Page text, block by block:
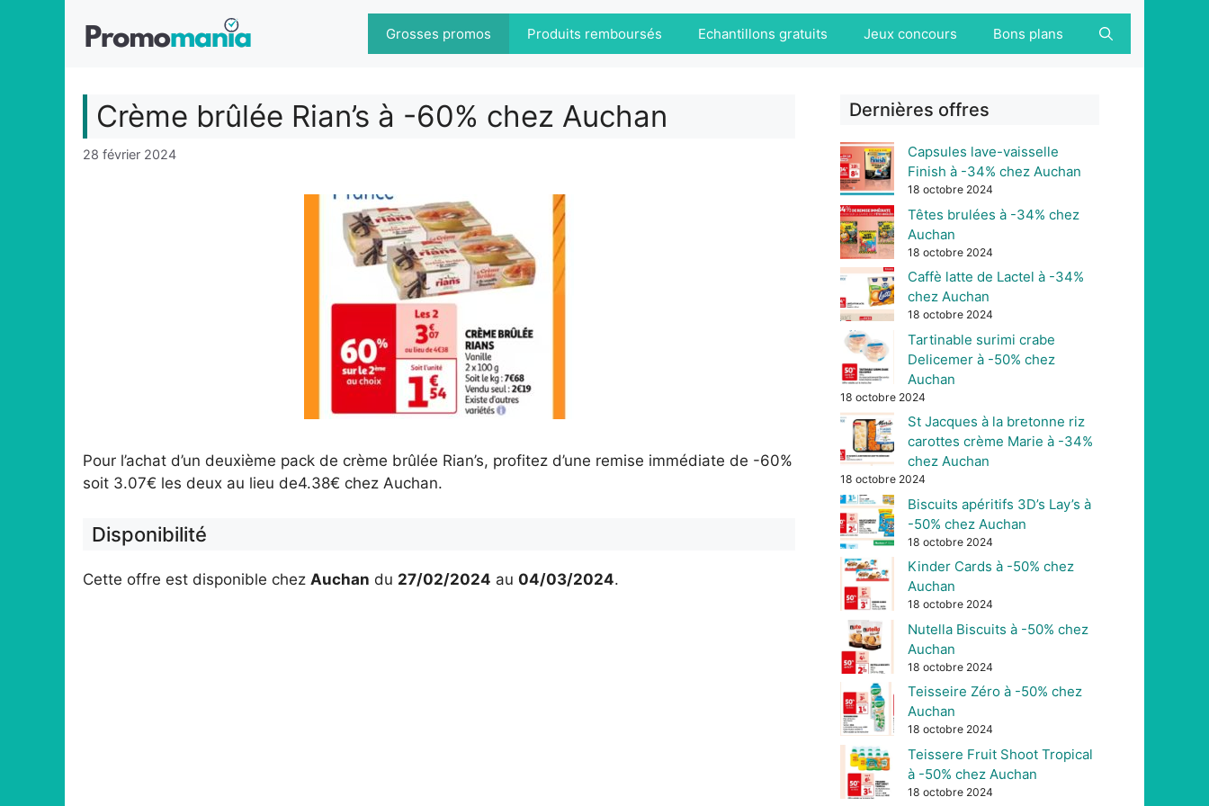
Grosses promos Produits remboursés Echantillons gratuits Jeux concours Bons plans
Crème brûlée Rian’s à -60% chez Auchan
28 février 2024
Pour l’achat d’un deuxième pack de crème brûlée Rian’s, profitez d’une remise immédiate de -60%
soit 3.07€ les deux au lieu de4.38€ chez Auchan.
Disponibilité
Cette offre est disponible chez Auchan du 27/02/2024 au 04/03/2024.
Dernières offres
Capsules lave-vaisselle
Finish à -34% chez Auchan
18 octobre 2024
Têtes brulées à -34% chez
Auchan
18 octobre 2024
Caffè latte de Lactel à -34%
chez Auchan
18 octobre 2024
Tartinable surimi crabe
Delicemer à -50% chez
Auchan
18 octobre 2024
St Jacques à la bretonne riz
carottes crème Marie à -34%
chez Auchan
18 octobre 2024
Biscuits apéritifs 3D’s Lay’s à
-50% chez Auchan
18 octobre 2024
Kinder Cards à -50% chez
Auchan
18 octobre 2024
Nutella Biscuits à -50% chez
Auchan
18 octobre 2024
Teisseire Zéro à -50% chez
Auchan
18 octobre 2024
Teissere Fruit Shoot Tropical
à -50% chez Auchan
18 octobre 2024